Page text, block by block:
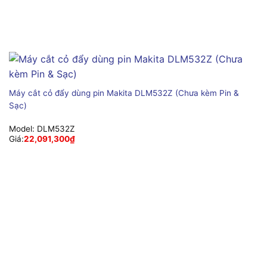
Máy cắt cỏ đẩy dùng pin Makita DLM532Z (Chưa kèm Pin &
Sạc)
Model: DLM532Z
Giá:22,091,300₫